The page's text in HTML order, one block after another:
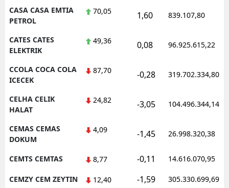
CASA CASA EMTIA
PETROL
70,05 1,60 839.107,80
CATES CATES
ELEKTRIK
49,36 0,08 96.925.615,22
CCOLA COCA COLA
ICECEK
87,70 -0,28 319.702.334,80
CELHA CELIK
HALAT
24,82 -3,05 104.496.344,14
CEMAS CEMAS
DOKUM
4,09 -1,45 26.998.320,38
CEMTS CEMTAS 8,77 -0,11 14.616.070,95
CEMZY CEM ZEYTIN 12,40 -1,59 305.330.699,69